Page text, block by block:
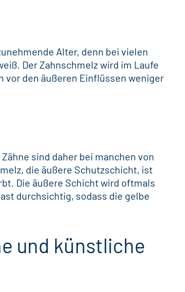
Alter, denn bei vielen
. Der Zahnschmelz wird im Laufe
vor den äußeren Einflüssen weniger
sind daher bei manchen von
die äußere Schutzschicht, ist
Die äußere Schicht wird oftmals
durchsichtig, sodass die gelbe
und künstliche